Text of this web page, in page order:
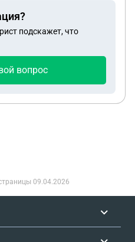
подскажет, что
вопрос
09.04.2026